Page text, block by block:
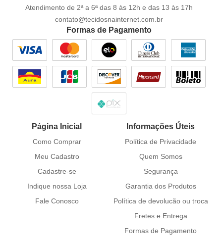
Atendimento de 2ª a 6ª das 8 às 12h e das 13 às 17h
contato@tecidosnainternet.com.br
Formas de Pagamento
Página Inicial
Como Comprar
Meu Cadastro
Cadastre-se
Indique nossa Loja
Fale Conosco
Informações Úteis
Política de Privacidade
Quem Somos
Segurança
Garantia dos Produtos
Política de devolucão ou troca
Fretes e Entrega
Formas de Pagamento